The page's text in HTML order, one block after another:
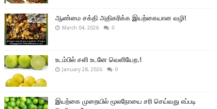
ஆண்மை சக்தி அதிகரிக்க இயற்கையான வழி!
March 04, 2026 0
உடம்பில் சளி உடனே வெளியேற.!
January 28, 2026 0
இயற்கை முறையில் மூலநோயை சரி செய்வது எப்படி